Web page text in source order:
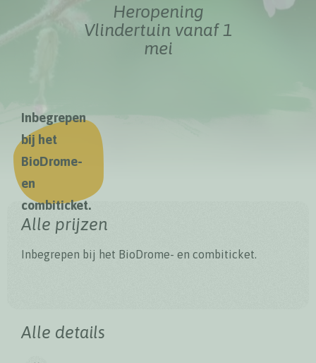
Heropening
Vlindertuin vanaf 1
mei
Inbegrepen
bij het
BioDrome-
en
combiticket.
Alle prijzen
Inbegrepen bij het BioDrome- en combiticket.
Alle details